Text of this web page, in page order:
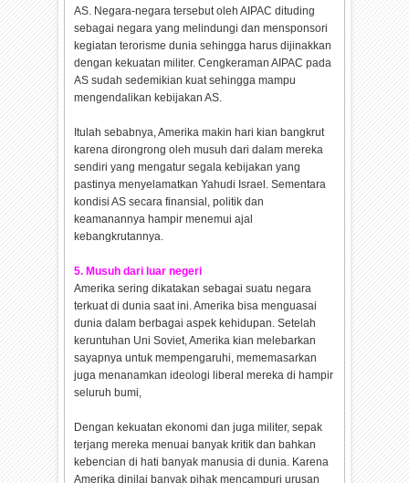
AS. Negara-negara tersebut oleh AIPAC dituding
sebagai negara yang melindungi dan mensponsori
kegiatan terorisme dunia sehingga harus dijinakkan
dengan kekuatan militer. Cengkeraman AIPAC pada
AS sudah sedemikian kuat sehingga mampu
mengendalikan kebijakan AS.
Itulah sebabnya, Amerika makin hari kian bangkrut
karena dirongrong oleh musuh dari dalam mereka
sendiri yang mengatur segala kebijakan yang
pastinya menyelamatkan Yahudi Israel. Sementara
kondisi AS secara finansial, politik dan
keamanannya hampir menemui ajal
kebangkrutannya.
5. Musuh dari luar negeri
Amerika sering dikatakan sebagai suatu negara
terkuat di dunia saat ini. Amerika bisa menguasai
dunia dalam berbagai aspek kehidupan. Setelah
keruntuhan Uni Soviet, Amerika kian melebarkan
sayapnya untuk mempengaruhi, mememasarkan
juga menanamkan ideologi liberal mereka di hampir
seluruh bumi,
Dengan kekuatan ekonomi dan juga militer, sepak
terjang mereka menuai banyak kritik dan bahkan
kebencian di hati banyak manusia di dunia. Karena
Amerika dinilai banyak pihak mencampuri urusan